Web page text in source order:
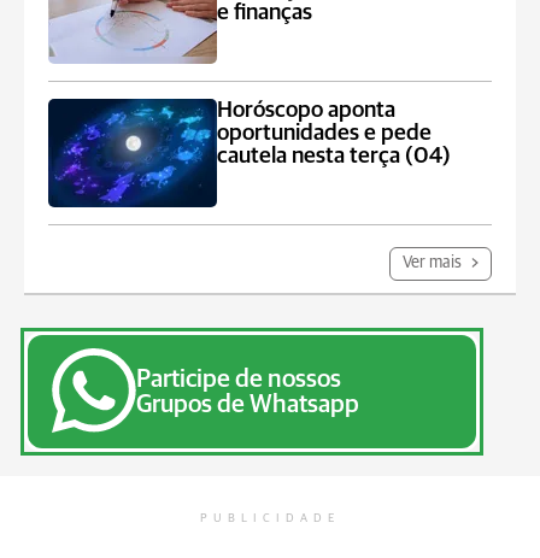
e finanças
Horóscopo aponta
oportunidades e pede
cautela nesta terça (04)
Ver mais
Participe de nossos
Grupos de Whatsapp
PUBLICIDADE